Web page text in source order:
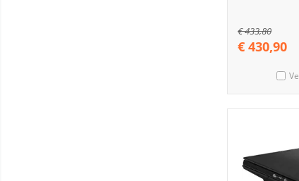
€433,80
€ 430,90